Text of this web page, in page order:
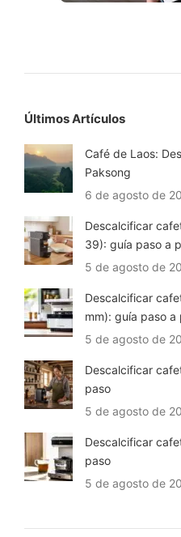
Últimos Artículos
Café de Laos:
Paksong
6 de agosto de
Descalcificar
39): guía paso a
5 de agosto de
Descalcificar
mm): guía paso a
5 de agosto de
Descalcificar
paso
5 de agosto de
Descalcificar
paso
5 de agosto de